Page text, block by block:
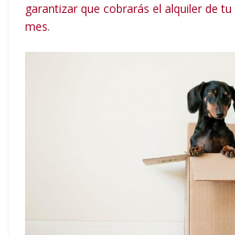
garantizar que cobrarás el alquiler de
mes.